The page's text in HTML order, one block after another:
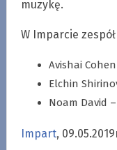
muzykę.
W Imparcie
Avishai
Elchin
Noam David
Impart,